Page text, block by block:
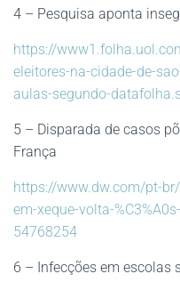
4 – Pesquisa aponta
https://
eleitores-na-cidade-de-
aulas-segundo-
5 – Disparada de casos
França
https://www.dw.com/pt-
em-xeque-volta-
54768254
6 – Infecções em escolas